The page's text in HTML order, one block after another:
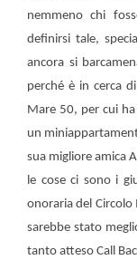
nemmeno chi
definirsi tale,
ancora si
perché è in cerca
Mare 50, per cui
un
sua migliore amica
le cose ci sono i
onoraria del
sarebbe stato
tanto atteso Call